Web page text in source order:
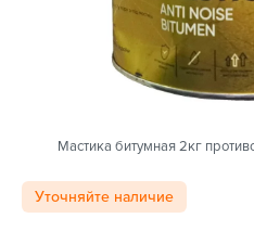
Мастика битумная 2кг
Уточняйте наличие